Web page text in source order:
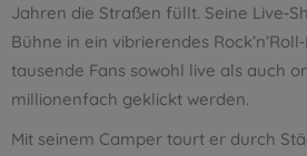
Jahren die Straßen füllt. Seine
Bühne in ein vibrierendes
tausende Fans sowohl live als auch
millionenfach geklickt werden.
Mit seinem Camper tourt er durch